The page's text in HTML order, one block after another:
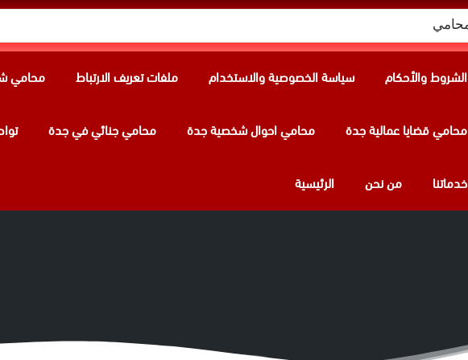
الشروط والأحكام سياسة الخصوصية والاستخدام ملفات تعريف الارتباط محامي
محامي قضايا عمالية جدة محامي احوال شخصية جدة محامي جنائي في جدة
خدماتنا من نحن الرئيسية
محامي جنائي بالرياض | حلول قانونية على أصولها،